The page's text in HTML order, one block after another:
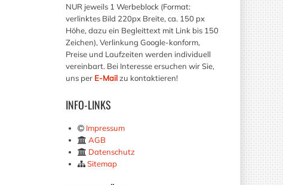
NUR jeweils 1 Werbeblock (Format:
verlinktes Bild 220px Breite, ca. 150 px
Höhe, dazu ein Begleittext mit Link bis 150
Zeichen), Verlinkung Google-konform,
Preise und Laufzeiten werden individuell
vereinbart. Bei Interesse ersuchen wir Sie,
uns per E-Mailzu kontaktieren!
INFO-LINKS
Impressum
AGB
Datenschutz
Sitemap